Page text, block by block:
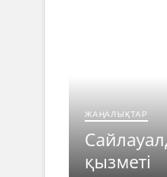
ЖАҢАЛЫҚТАР
қызметі